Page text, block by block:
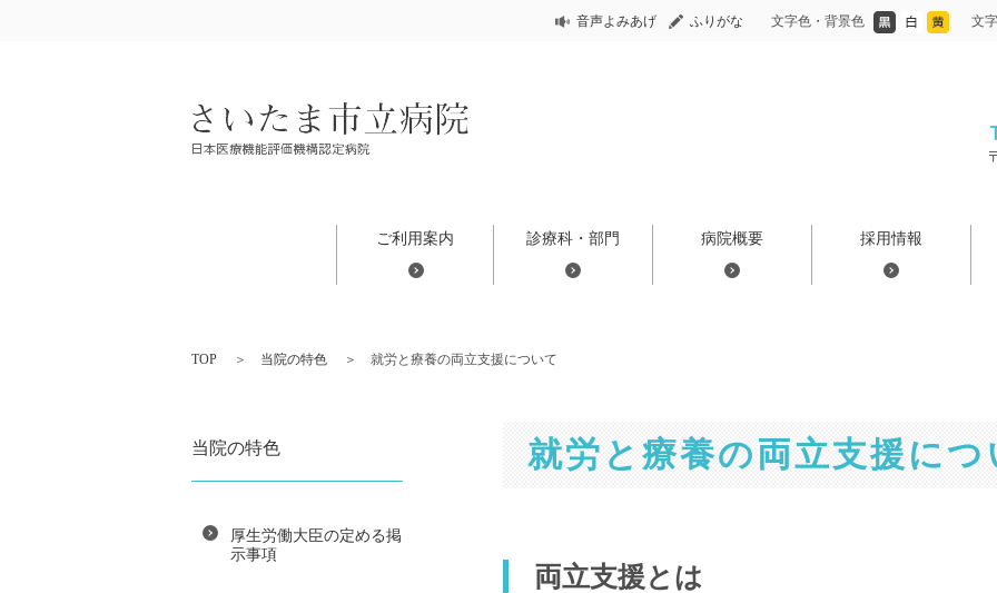
音声よみあげ ふりがな 文字色・背景色 文
ご利用案内 診療科・部門 病院概要 採用情報
TOP 当院の特色 就労と療養の両立支援について
就労と療養の両立支援につ
両立支援とは
当院の特色
厚生労働大臣の定める掲
示事項